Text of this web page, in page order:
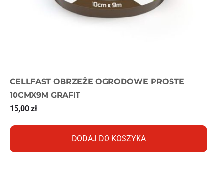
CELLFAST OBRZEŻE OGRODOWE PROSTE
10CMX9M GRAFIT
15,00 zł
DODAJ DO KOSZYKA